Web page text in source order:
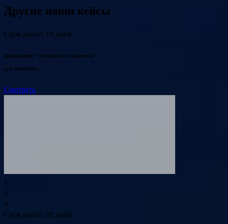
Другие наши кейсы
Срок работ: 10 дней
приложение "путевой лист водителя"
для заказчика
Смотреть
Срок работ: 20 дней